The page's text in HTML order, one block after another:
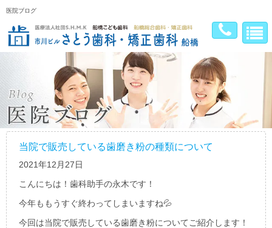
医院ブログ
当院で販売している歯磨き粉の種類について
2021年12月27日
こんにちは！歯科助手の永木です！
今年ももうすぐ終わってしまいますね💦
今回は当院で販売している歯磨き粉についてご紹介します！